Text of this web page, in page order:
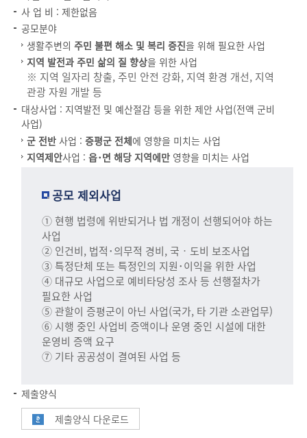
사 업 비 : 제한없음
공모분야
생활주변의 주민 불편 해소 및 복리 증진을 위해 필요한 사업
지역 발전과 주민 삶의 질 향상을 위한 사업
※ 지역 일자리 창출, 주민 안전 강화, 지역 환경 개선, 지역
관광 자원 개발 등
대상사업 : 지역발전 및 예산절감 등을 위한 제안 사업(전액 군비
사업)
군 전반 사업 : 증평군 전체에 영향을 미치는 사업
지역제안사업 : 읍･면 해당 지역에만 영향을 미치는 사업
공모 제외사업
① 현행 법령에 위반되거나 법 개정이 선행되어야 하는
사업
② 인건비, 법적･의무적 경비, 국‧도비 보조사업
③ 특정단체 또는 특정인의 지원･이익을 위한 사업
④ 대규모 사업으로 예비타당성 조사 등 선행절차가
필요한 사업
⑤ 관할이 증평군이 아닌 사업(국가, 타 기관 소관업무)
⑥ 시행 중인 사업비 증액이나 운영 중인 시설에 대한
운영비 증액 요구
⑦ 기타 공공성이 결여된 사업 등
제출양식
제출양식 다운로드